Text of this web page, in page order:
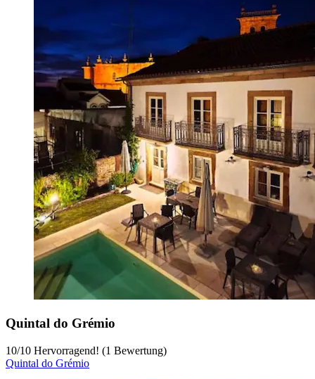
Quintal do Grémio
10/10 Hervorragend! (1 Bewertung)
Quintal do Grémio